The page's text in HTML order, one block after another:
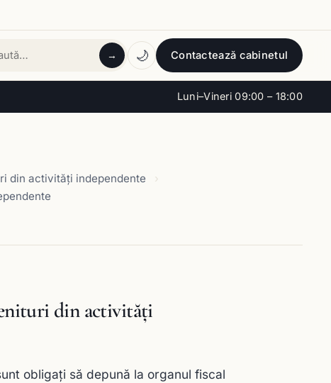
Luni–Vineri 09:00 – 18:00
→ 🌙 Contactează cabinetul
din activități independente
din activități
obligaţi să depună la organul fiscal